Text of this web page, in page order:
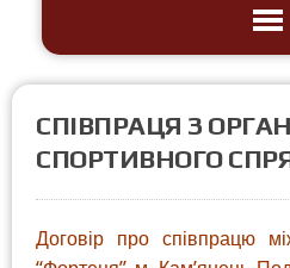
СПІВПРАЦЯ З
СПОРТИВНОГО
Договір про співпрацю